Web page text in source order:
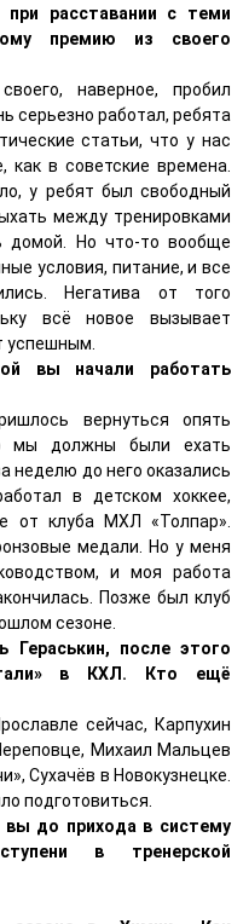
расставании с теми
премию из своего
наверное, пробил
серьезно работал, ребята
статьи, что у нас
как в советские времена.
у ребят был свободный
между тренировками
домой. Но что-то вообще
условия, питание, и все
Негатива от того
всё новое вызывает
успешным.
вы начали работать
вернуться опять
мы должны были ехать
неделю до него оказались
в детском хоккее,
от клуба МХЛ «Толпар».
медали. Но у меня
и моя работа
Позже был клуб
сезоне.
после этого
в КХЛ. Кто ещё
сейчас, Карпухин
Михаил Мальцев
Сухачёв в Новокузнецке.
подготовиться.
до прихода в систему
в тренерской